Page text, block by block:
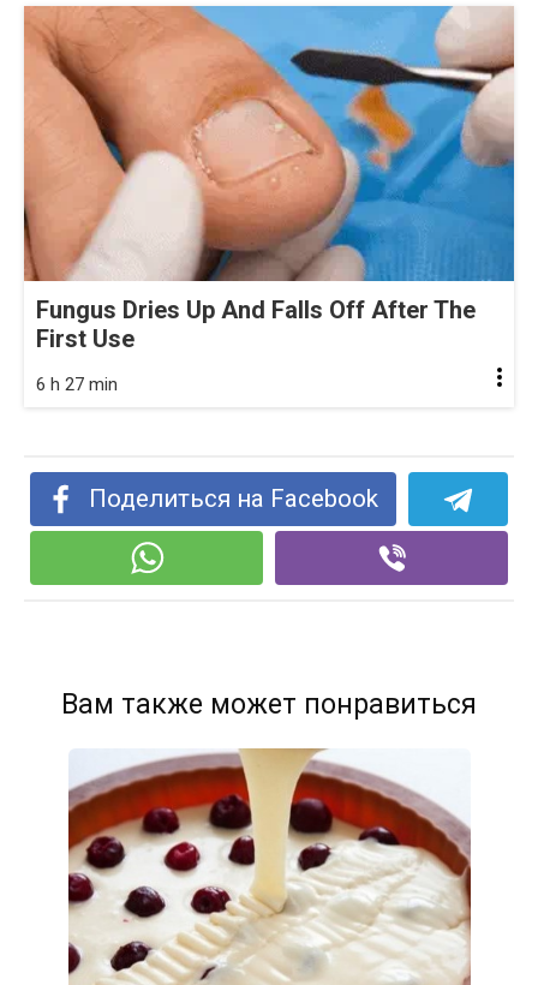
Fungus Dries Up And Falls Off After The
First Use
6 h 27 min
Поделиться на Facebook
Вам также может понравиться